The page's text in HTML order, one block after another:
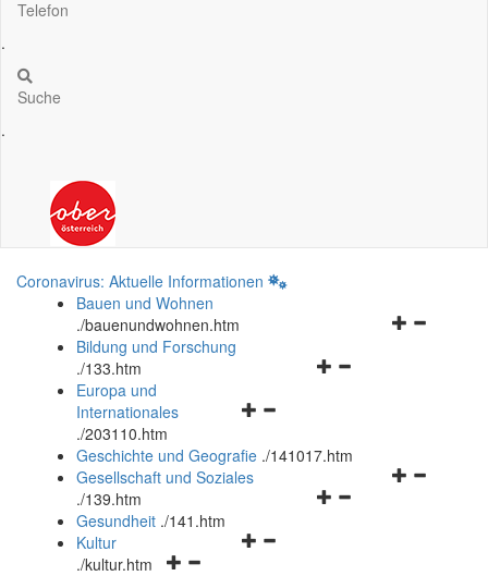
Telefon
.
Suche
.
Coronavirus: Aktuelle Informationen
Bauen und Wohnen
./bauenundwohnen.htm
Navigationsmenü
Bildung und Forschung
./133.htm
Navigationsmenü
und
schließen
Europa und
Internationales
./203110.htm
Geschichte und Geografie ./141017.htm
Navigationsmenü
Gesellschaft und Soziales
./139.htm
Navigationsmenü
Gesundheit ./141.htm
Navigationsmenü
Kultur
./kultur.htm